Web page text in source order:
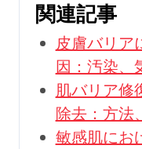
関連記事
皮膚バリア
因：汚染、
肌バリア修
除去：方法
敏感肌にお